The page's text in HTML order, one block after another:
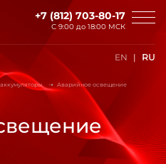
+7 (812) 703-80-17
С 9:00 до18:00 МСК
EN RU
Аварийное освещение